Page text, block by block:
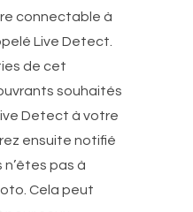
connectable à
Live Detect.
de cet
souhaités
Detect à votre
ensuite notifié
n’êtes pas à
Cela peut